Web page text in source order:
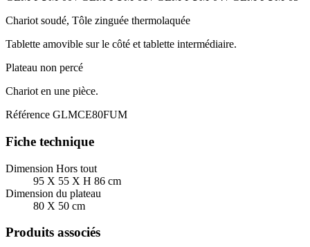
Chariot soudé, Tôle zinguée thermolaquée
Tablette amovible sur le côté et tablette intermédiaire.
Plateau non percé
Chariot en une pièce.
Référence GLMCE80FUM
Fiche technique
Dimension Hors tout
95 X 55 X H 86 cm
Dimension du plateau
80 X 50 cm
Produits associés